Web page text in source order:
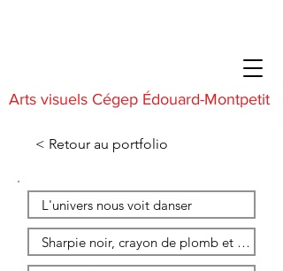
Arts visuels Cégep Édouard-Montpetit
< Retour au portfolio